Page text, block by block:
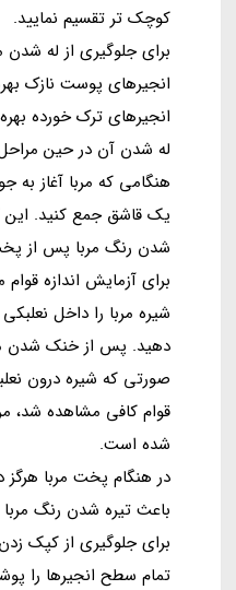
کوچک تر تقسیم نمایید.
برای جلوگیری از له
انجیرهای پوست نازک
انجیرهای ترک خورده
له شدن آن در حین
هنگامی که مربا آغاز به
یک قاشق جمع کنید. این
شدن رنگ مربا پس از
برای آزمایش اندازه قوام
شیره مربا را داخل
دهید. پس از خنک شدن
صورتی که شیره درون
قوام کافی مشاهده شد،
شده است.
در هنگام پخت مربا هرگز
باعث تیره شدن رنگ
برای جلوگیری از کپک زدن
تمام سطح انجیرها را